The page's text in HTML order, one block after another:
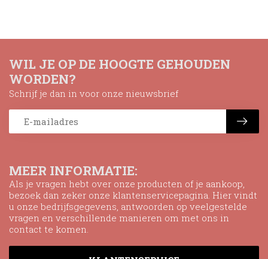
MEER INFORMATIE:
Als je vragen hebt over onze producten of je aankoop,
bezoek dan zeker onze klantenservicepagina. Hier vindt
u onze bedrijfsgegevens, antwoorden op veelgestelde
vragen en verschillende manieren om met ons in
contact te komen.
WIL JE OP DE HOOGTE GEHOUDEN
WORDEN?
Schrijf je dan in voor onze nieuwsbrief